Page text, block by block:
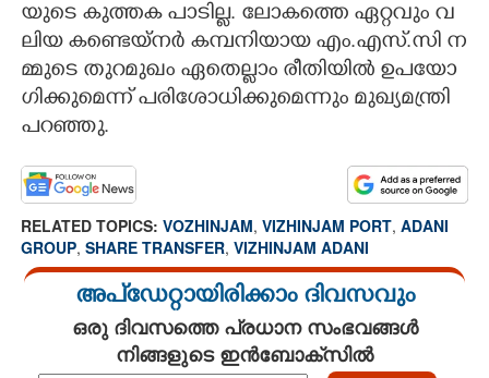
യു​ടെ​ ​കു​ത്ത​ക​ ​പാ​ടി​ല്ല.​ ​ലോ​ക​ത്തെ​ ​ഏ​റ്റ​വും​ ​വ​
ലി​യ​ ​ക​ണ്ടെ​യ്ന​ർ​ ​ക​മ്പ​നി​യാ​യ​ ​എം.​എ​സ്.​സി​ ​ന​
മ്മു​ടെ​ ​തു​റ​മു​ഖം​ ​ഏ​തെ​ല്ലാം​ ​രീ​തി​യി​ൽ​ ​ഉ​പ​യോ​
ഗി​ക്കു​മെ​ന്ന് ​പ​രി​ശോ​ധി​ക്കു​മെ​ന്നും​ ​മു​ഖ്യ​മ​ന്ത്രി​ ​
പ​റ​ഞ്ഞു.
RELATED TOPICS: VOZHINJAM, VIZHINJAM PORT, ADANI
GROUP, SHARE TRANSFER, VIZHINJAM ADANI
അപ്ഡേറ്റായിരിക്കാം ദിവസവും
ഒരു ദിവസത്തെ പ്രധാന സംഭവങ്ങൾ
നിങ്ങളുടെ ഇൻബോക്സിൽ